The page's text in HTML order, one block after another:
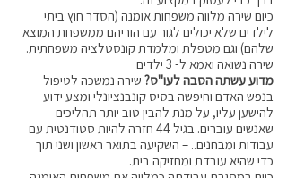
כיום שירה מלווה משפחות אומנה (הסדר חוץ ביתי
לילדים שלא יכולים לגור עם הוריהם ממשפחת המוצא
שלהם) וגם מטפלת ומלמדת קונסטלציה משפחתית.
שירה נשואה ואמא ל- 3 ילדים
מדוע עשתה הסבה לעו"ס? שירה נמשכה לטיפול
בנפש האדם וחיפשה בסיס קונבנציונלי ומצע ידוע
להישען עליו, על מנת להבין טוב יותר תהליכים
שאנשים עוברים. בגיל 44 חזרה להיות סטודנטית עם
עבודות ומבחנים.. – השקיעה בתואר ראשון ושני תוך
כדי שהיא עובדת ומחזיקה בית.